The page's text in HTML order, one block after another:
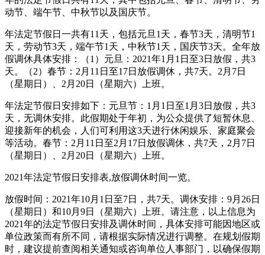
动节、端午节、中秋节以及国庆节。
年法定节假日一共有11天，包括元旦1天，春节3天，清明节1
天，劳动节3天，端午节1天，中秋节1天，国庆节3天。全年放
假调休具体安排：（1）元旦：2021年1月1日至3日放假，共3
天。（2）春节：2月11日至17日放假调休，共7天。2月7日
（星期日）、2月20日（星期六）上班。
年法定节假日安排如下：元旦节：1月1日至1月3日放假，共3
天，无调休安排。此假期处于年初，为公众提供了短暂休息、
迎接新年的机会，人们可利用这3天进行休闲娱乐、家庭聚会
等活动。春节：2月11日至2月17日放假调休，共7天，2月7日
（星期日）、2月20日（星期六）上班。
2021年法定节假日安排表,放假调休时间一览。
放假时间：2021年10月1日至7日，共7天。调休安排：9月26日
（星期日）和10月9日（星期六）上班。请注意，以上信息为
2021年的法定节假日安排及调休时间，具体安排可能因地区或
单位政策而有所不同，请根据实际情况进行调整。在规划假期
时，建议提前查阅相关通知或咨询单位人事部门，以确保假期